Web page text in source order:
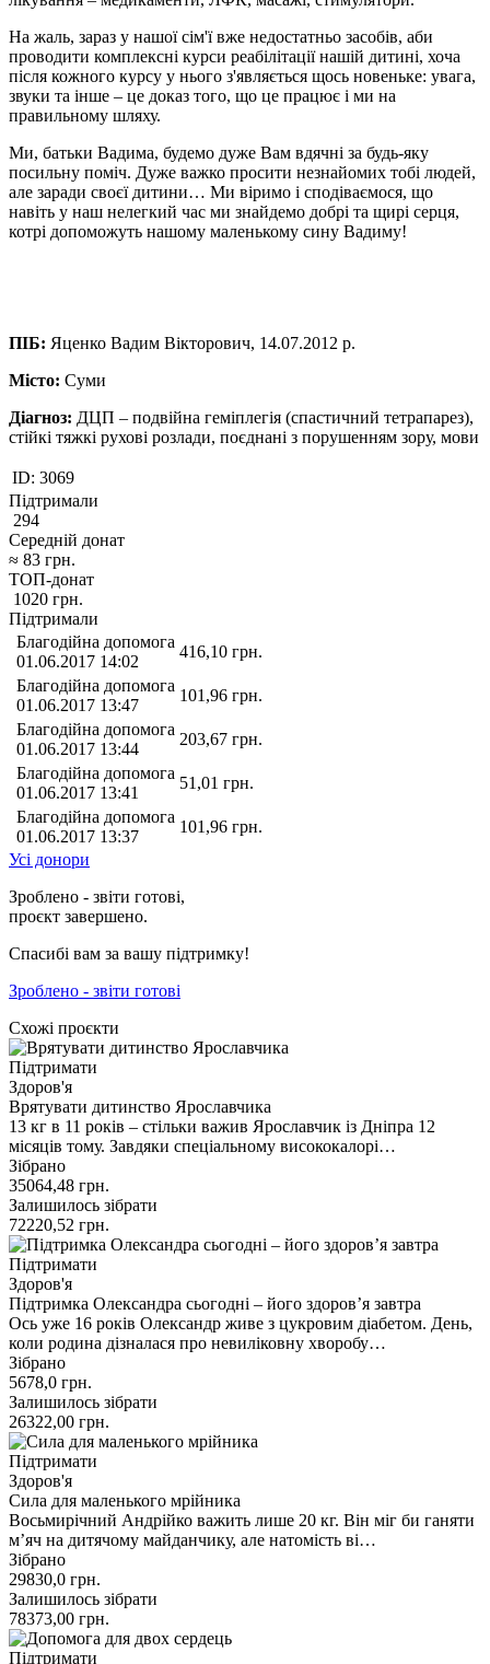
На жаль, зараз у нашої сім'ї вже недостатньо засобів, аби
проводити комплексні курси реабілітації нашій дитині, хоча
після кожного курсу у нього з'являється щось новеньке: увага,
звуки та інше – це доказ того, що це працює і ми на
правильному шляху.
Ми, батьки Вадима, будемо дуже Вам вдячні за будь-яку
посильну поміч. Дуже важко просити незнайомих тобі людей,
але заради своєї дитини… Ми віримо і сподіваємося, що
навіть у наш нелегкий час ми знайдемо добрі та щирі серця,
котрі допоможуть нашому маленькому сину Вадиму!
ПІБ: Яценко Вадим Вікторович, 14.07.2012 р.
Місто: Суми
Діагноз: ДЦП – подвійна геміплегія (спастичний тетрапарез),
стійкі тяжкі рухові розлади, поєднані з порушенням зору, мови
ID: 3069
Підтримали
294
Середній донат
≈ 83 грн.
ТОП-донат
1020 грн.
Підтримали
Благодійна допомога
01.06.2017 14:02
416,10 грн.
Благодійна допомога
01.06.2017 13:47
101,96 грн.
Благодійна допомога
01.06.2017 13:44
203,67 грн.
Благодійна допомога
01.06.2017 13:41
51,01 грн.
Благодійна допомога
01.06.2017 13:37
101,96 грн.
Усі донори
Зроблено - звіти готові,
проєкт завершено.
Спасибі вам за вашу підтримку!
Зроблено - звіти готові
Схожі проєкти
Підтримати
Здоров'я
Врятувати дитинство Ярославчика
13 кг в 11 років – стільки важив Ярославчик із Дніпра 12
місяців тому. Завдяки спеціальному висококалорі…
Зібрано
35064,48 грн.
Залишилось зібрати
72220,52 грн.
Підтримати
Здоров'я
Підтримка Олександра сьогодні – його здоров’я завтра
Ось уже 16 років Олександр живе з цукровим діабетом. День,
коли родина дізналася про невиліковну хворобу…
Зібрано
5678,0 грн.
Залишилось зібрати
26322,00 грн.
Підтримати
Здоров'я
Сила для маленького мрійника
Восьмирічний Андрійко важить лише 20 кг. Він міг би ганяти
мʼяч на дитячому майданчику, але натомість ві…
Зібрано
29830,0 грн.
Залишилось зібрати
78373,00 грн.
Підтримати